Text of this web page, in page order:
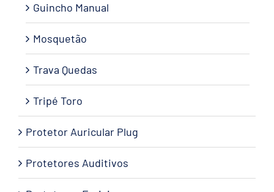
Guincho Manual
Mosquetão
Trava Quedas
Tripé Toro
Protetor Auricular Plug
Protetores Auditivos